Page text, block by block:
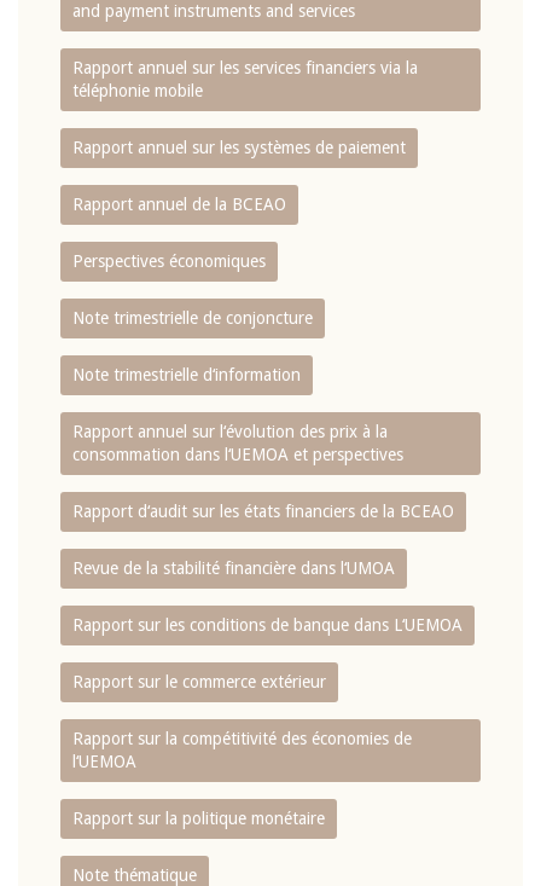
and payment instruments and services
Rapport annuel sur les services financiers via la
téléphonie mobile
Rapport annuel sur les systèmes de paiement
Rapport annuel de la BCEAO
Perspectives économiques
Note trimestrielle de conjoncture
Note trimestrielle d‘information
Rapport annuel sur l‘évolution des prix à la
consommation dans l‘UEMOA et perspectives
Rapport d‘audit sur les états financiers de la BCEAO
Revue de la stabilité financière dans l‘UMOA
Rapport sur les conditions de banque dans L‘UEMOA
Rapport sur le commerce extérieur
Rapport sur la compétitivité des économies de
l‘UEMOA
Rapport sur la politique monétaire
Note thématique